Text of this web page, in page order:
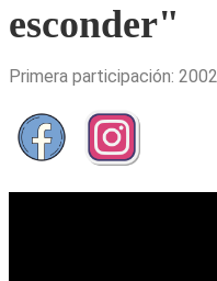
esconder"
Primera participación: 2002